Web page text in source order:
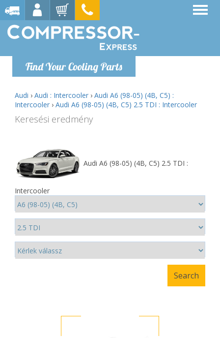
Find Your Cooling Parts
Audi › Audi : Intercooler › Audi A6 (98-05) (4B, C5) :
Intercooler › Audi A6 (98-05) (4B, C5) 2.5 TDI : Intercooler
Keresési eredmény
Audi A6 (98-05) (4B, C5) 2.5 TDI :
Intercooler